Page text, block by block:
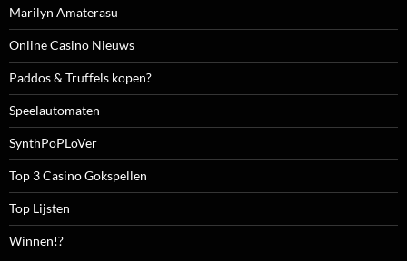
Marilyn Amaterasu
Online Casino Nieuws
Paddos & Truffels kopen?
Speelautomaten
SynthPoPLoVer
Top 3 Casino Gokspellen
Top Lijsten
Winnen!?